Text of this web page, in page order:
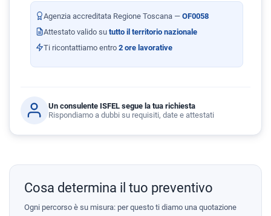
Agenzia accreditata Regione Toscana — OF0058
Attestato valido su tutto il territorio nazionale
Ti ricontattiamo entro 2 ore lavorative
Un consulente ISFEL segue la tua richiesta
Rispondiamo a dubbi su requisiti, date e attestati
Cosa determina il tuo preventivo
Ogni percorso è su misura: per questo ti diamo una quotazione